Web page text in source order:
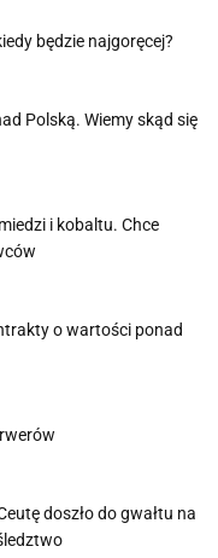
będzie najgoręcej?
Polską. Wiemy skąd się
i kobaltu. Chce
o wartości ponad
doszło do gwałtu na